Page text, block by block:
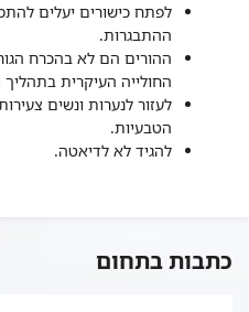
לפתח כישורים יעלים
ההתבגרות.
ההורים הם לא בהכרח
החולייה העיקרית
לעזור לנערות ונשים
הטבעיות.
להגיד לא לדיאטה.
כתבות בתחום